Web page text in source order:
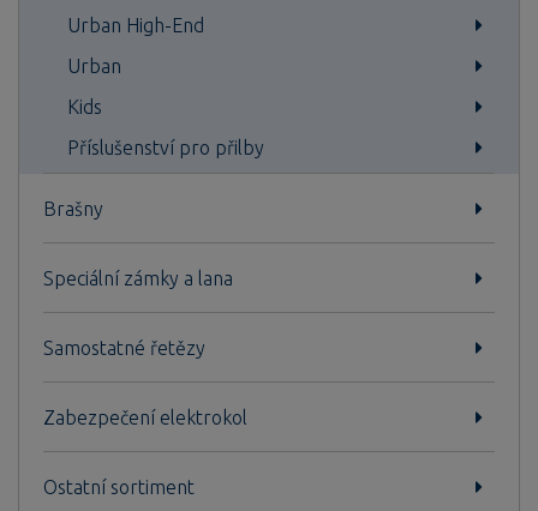
Urban High-End
Urban
Kids
Příslušenství pro přilby
Brašny
Speciální zámky a lana
Samostatné řetězy
Zabezpečení elektrokol
Ostatní sortiment